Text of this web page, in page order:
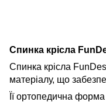
Спинка крісла
Спинка крісла
матеріалу, що
Її ортопедична